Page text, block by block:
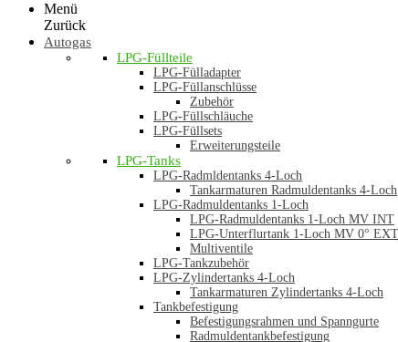
Menü
Zurück
Autogas
LPG-Füllteile
LPG-Fülladapter
LPG-Füllanschlüsse
Zubehör
LPG-Füllschläuche
LPG-Füllsets
Erweiterungsteile
LPG-Tanks
LPG-Radmldentanks 4-Loch
Tankarmaturen Radmuldentanks 4-Loch
LPG-Radmuldentanks 1-Loch
LPG-Radmuldentanks 1-Loch MV INT
LPG-Unterflurtank 1-Loch MV 0° EXT
Multiventile
LPG-Tankzubehör
LPG-Zylindertanks 4-Loch
Tankarmaturen Zylindertanks 4-Loch
Tankbefestigung
Befestigungsrahmen und Spanngurte
Radmuldentankbefestigung